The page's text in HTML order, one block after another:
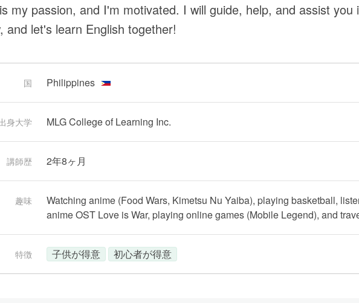
my passion, and I'm motivated. I will guide, help, and assist you
and let's learn English together!
国 Philippines
身大学 MLG College of Learning Inc.
講師歴 2年8ヶ月
趣味
Watching anime (Food Wars, Kimetsu Nu Yaiba), playing basketball,
anime OST Love is War, playing online games (Mobile Legend), and
特徴 子供が得意 初心者が得意